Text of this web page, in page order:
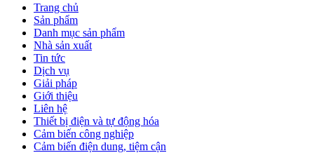
Trang chủ
Sản phẩm
Danh mục sản phẩm
Nhà sản xuất
Tin tức
Dịch vụ
Giải pháp
Giới thiệu
Liên hệ
Thiết bị điện và tự động hóa
Cảm biến công nghiệp
Cảm biến điện dung, tiệm cận